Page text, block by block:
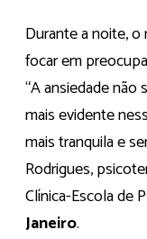
Durante a noite,
focar em
“A ansiedade não
mais evidente
mais tranquila e
Rodrigues,
Clínica-Escola de
Janeiro.